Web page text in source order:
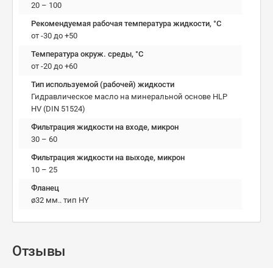
20 – 100
Рекомендуемая рабочая температура жидкости, °C
от -30 до +50
Температура окруж. среды, °C
от -20 до +60
Тип используемой (рабочей) жидкости
Гидравлическое масло на минеральной основе HLP
HV (DIN 51524)
Фильтрация жидкости на входе, микрон
30 – 60
Фильтрация жидкости на выходе, микрон
10 – 25
Фланец
ø32 мм.. тип HY
Отзывы